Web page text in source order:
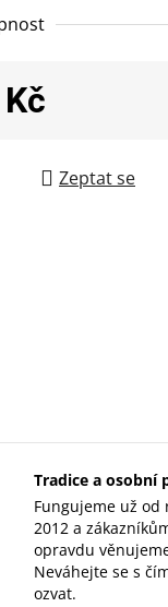
Zeptat se
Tradice a osobní
Fungujeme už od
2012 a
opravdu
Neváhejte se s
ozvat.